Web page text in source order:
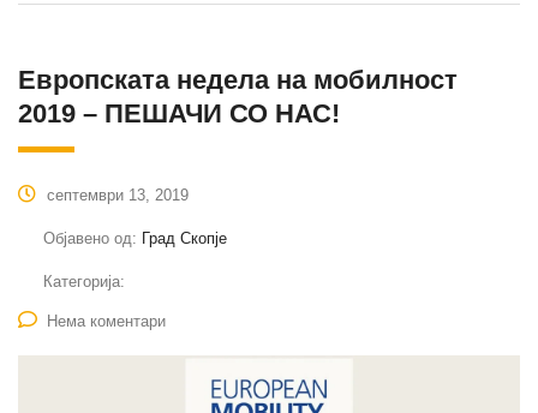
Европската недела на мобилност
2019 – ПЕШАЧИ СО НАС!
септември 13, 2019
Објавено од: Град Скопје
Категорија:
Нема коментари